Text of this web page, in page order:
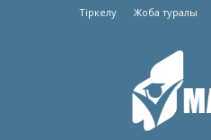
Тіркелу Жоба туралы
Martebe.kz
білім
сайты